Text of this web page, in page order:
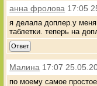
анна фролова 17:05
я делала доплер.у
таблетки. теперь на
Ответ
Малина 17:07
по моему самое простое